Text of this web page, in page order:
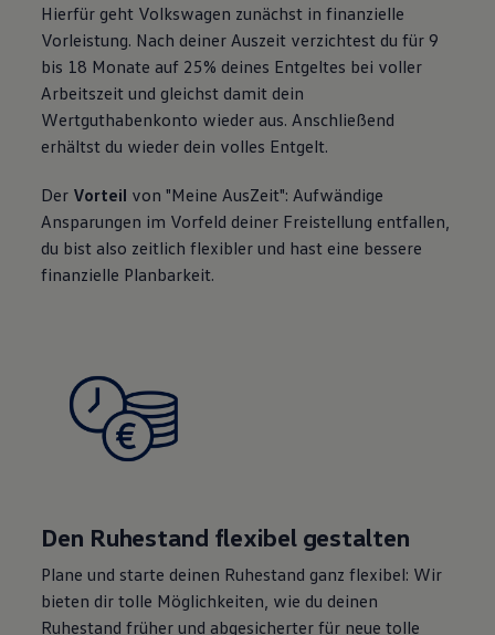
Hierfür geht Volkswagen zunächst in finanzielle
Vorleistung. Nach deiner Auszeit verzichtest du für 9
bis 18 Monate auf 25% deines Entgeltes bei voller
Arbeitszeit und gleichst damit dein
Wertguthabenkonto wieder aus. Anschließend
erhältst du wieder dein volles Entgelt.
Der Vorteil von "Meine AusZeit": Aufwändige
Ansparungen im Vorfeld deiner Freistellung entfallen,
du bist also zeitlich flexibler und hast eine bessere
finanzielle Planbarkeit.
Den Ruhestand flexibel gestalten
Plane und starte deinen Ruhestand ganz flexibel: Wir
bieten dir tolle Möglichkeiten, wie du deinen
Ruhestand früher und abgesicherter für neue tolle